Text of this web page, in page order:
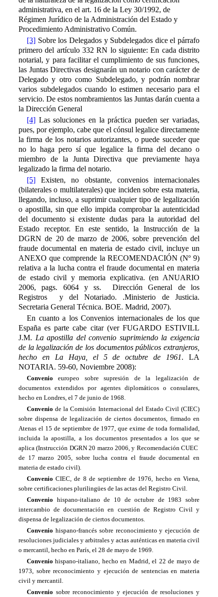
administrativa, en el art. 16 de la Ley 30/1992, de
Régimen Jurídico de la Administración del Estado y
Procedimiento Administrativo Común.
[3] Sobre los Delegados y Subdelegados dice el párrafo
primero del artículo 332 RN lo siguiente: En cada distrito
notarial, y para facilitar el cumplimiento de sus funciones,
las Juntas Directivas designarán un notario con carácter de
Delegado y otro como Subdelegado, y podrán nombrar
varios subdelegados cuando lo estimen necesario para el
servicio. De estos nombramientos las Juntas darán cuenta a
la Dirección General
[4] Las soluciones en la práctica pueden ser variadas,
pues, por ejemplo, cabe que el cónsul legalice directamente
la firma de los notarios autorizantes, o puede suceder que
no lo haga pero sí que legalice la firma del decano o
miembro de la Junta Directiva que previamente haya
legalizado la firma del notario.
[5] Existen, no obstante, convenios internacionales
(bilaterales o multilaterales) que inciden sobre esta materia,
llegando, incluso, a suprimir cualquier tipo de legalización
o apostilla, sin que ello impida comprobar la autenticidad
del documento si existente dudas para la autoridad del
Estado receptor. En este sentido, la Instrucción de la
DGRN de 20 de marzo de 2006, sobre prevención del
fraude documental en materia de estado civil, incluye un
ANEXO que comprende la RECOMENDACIÓN (Nº 9)
relativa a la lucha contra el fraude documental en materia
de estado civil y memoria explicativa. (en ANUARIO
2006, pags. 6064 y ss. Dirección General de los
Registros y del Notariado. .Ministerio de Justicia.
Secretaria General Técnica. BOE. Madrid, 2007).
En cuanto a los Convenios internacionales de los que
España es parte cabe citar (ver FUGARDO ESTIVILL
J.M. La apostilla del convenio suprimiendo la exigencia
de la legalización de los documentos públicos extranjeros,
hecho en La Haya, el 5 de octubre de 1961. LA
NOTARIA. 59-60, Noviembre 2008):
Convenio europeo sobre supresión de la legalización de
documentos extendidos por agentes diplomáticos o consulares,
hecho en Londres, el 7 de junio de 1968.
Convenio de la Comisión Internacional del Estado Civil (CIEC)
sobre dispensa de legalización de ciertos documentos, firmado en
Atenas el 15 de septiembre de 1977, que exime de toda formalidad,
incluida la apostilla, a los documentos presentados a los que se
aplica (Instrucción DGRN 20 marzo 2006, y Recomendación CUEC
de 17 marzo 2005, sobre lucha contra el fraude documental en
materia de estado civil).
Convenio CIEC, de 8 de septiembre de 1976, hecho en Viena,
sobre certificaciones plurilingües de las actas del Registro Civil.
Convenio hispano-italiano de 10 de octubre de 1983 sobre
intercambio de documentación en cuestión de Registro Civil y
dispensa de legalización de ciertos documentos.
Convenio hispano-francés sobre reconocimiento y ejecución de
resoluciones judiciales y arbitrales y actas auténticas en materia civil
o mercantil, hecho en París, el 28 de mayo de 1969.
Convenio hispano-italiano, hecho en Madrid, el 22 de mayo de
1973, sobre reconocimiento y ejecución de sentencias en materia
civil y mercantil.
Convenio sobre reconocimiento y ejecución de resoluciones y